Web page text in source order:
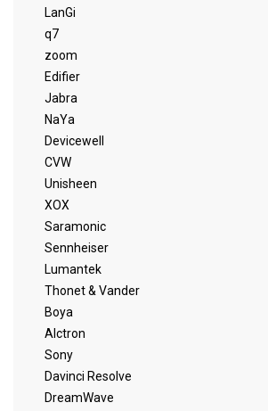
LanGi
q7
zoom
Edifier
Jabra
NaYa
Devicewell
CVW
Unisheen
XOX
Saramonic
Sennheiser
Lumantek
Thonet & Vander
Boya
Alctron
Sony
Davinci Resolve
DreamWave